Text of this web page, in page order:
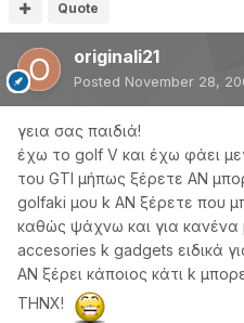
Quote
originali21
Posted November 28,
γεια σας παιδιά!
έχω το golf V και έχω φάει
του GTI μήπως ξέρετε ΑΝ
golfaki μου k ΑΝ ξέρετε που
καθώς ψάχνω και για κανένα
accesories k gadgets ειδικά
ΑΝ ξέρει κάποιος κάτι k
THNX!